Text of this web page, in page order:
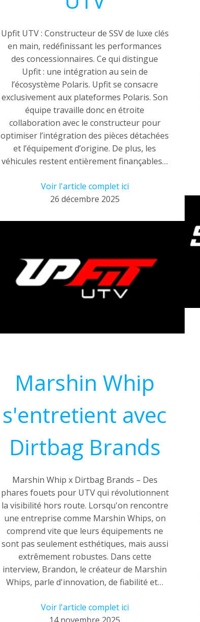
Upfit UTV : Constructeur de SSV de luxe clés
en main, redéfinissant les performances
des concessionnaires. Ce qui distingue
Upfit : une intégration au sein de
l’écosystème Polaris. Upfit se consacre
exclusivement aux plateformes Polaris. Son
équipe travaille donc en étroite
collaboration avec le constructeur pour
optimiser l’intégration des pièces détachées
et l’équipement d’origine. De plus, les
véhicules restent entièrement finançables…
Voir l'article complet ici
26 décembre 2025
Marshin Whip
s'entretient avec
Dirtbag Brands
Marshin Whip x Dirtbag Brands – Des
phares fouets pour UTV qui révolutionnent
la visibilité hors route. Lorsqu'on rencontre
une entreprise comme Marshin Whips, on
comprend vite que leurs équipements ne
sont pas seulement esthétiques, mais aussi
extrêmement robustes. Dans cette
interview, Brandon, le créateur de Marshin
Whips, parle d'innovation, de fiabilité et…
Voir l'article complet ici